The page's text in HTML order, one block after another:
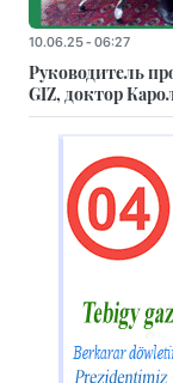
10.06.25 - 06:27
Руководитель
GIZ, доктор